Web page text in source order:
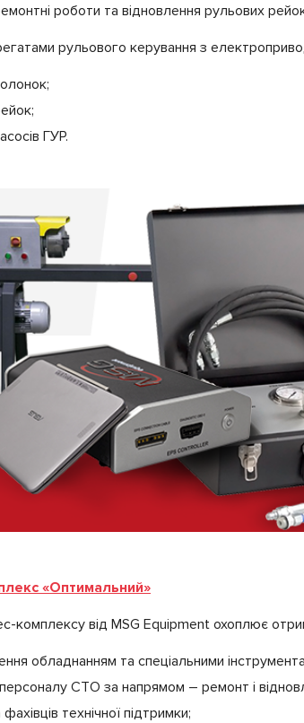
роботи та відновлення рульових
рульового керування з
ГУР.
«Оптимальний»
комплексу від MSG Equipment охоплює
обладнанням та спеціальними
СТО за напрямом – ремонт і
технічної підтримки;